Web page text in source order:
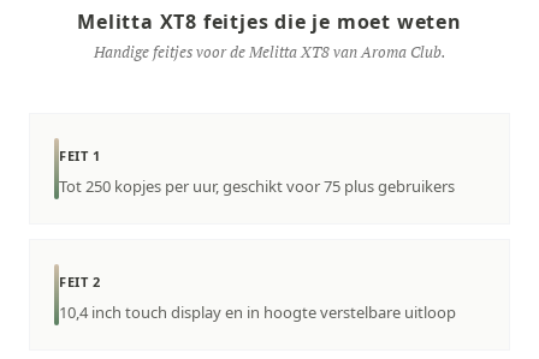
Melitta XT8 feitjes die je moet weten
Handige feitjes voor de Melitta XT8 van Aroma Club.
FEIT 1
Tot 250 kopjes per uur, geschikt voor 75 plus gebruikers
FEIT 2
10,4 inch touch display en in hoogte verstelbare uitloop